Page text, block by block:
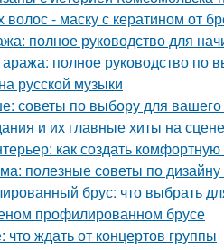
- маску с кератином от
полное руководство для
полное руководство по
русской музыки
советы по выбору для
и их главные хиты на
как создать
полезные советы по дизайну
брус: что выбрать
профилированном брусе
ждать от концертов группы